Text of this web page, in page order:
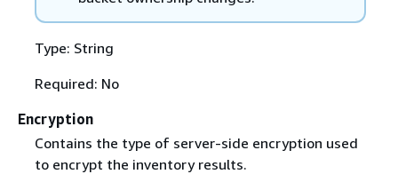
Type: String
Required: No
Encryption
Contains the type of server-side encryption used
to encrypt the inventory results.